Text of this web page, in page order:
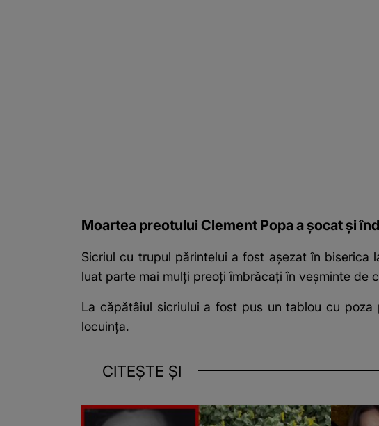
Moartea preotului Clement Popa a șocat și
Sicriul cu trupul părintelui a fost așezat în biserica
luat parte mai mulți preoți îmbrăcați în veșminte de
La căpătâiul sicriului a fost pus un tablou cu
locuința.
CITEȘTE ȘI